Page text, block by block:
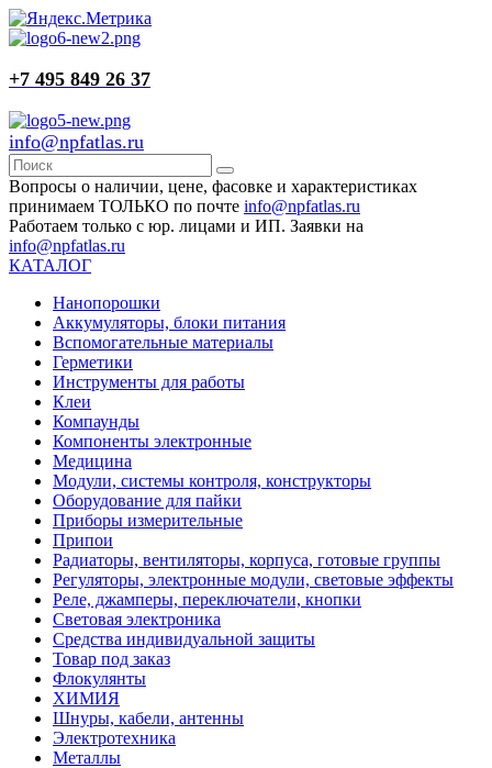
+7 495 849 26 37
info@npfatlas.ru
Вопросы о наличии, цене, фасовке и характеристиках
принимаем ТОЛЬКО по почте info@npfatlas.ru
Работаем только с юр. лицами и ИП. Заявки на
info@npfatlas.ru
КАТАЛОГ
Нанопорошки
Аккумуляторы, блоки питания
Вспомогательные материалы
Герметики
Инструменты для работы
Клеи
Компаунды
Компоненты электронные
Медицина
Модули, системы контроля, конструкторы
Оборудование для пайки
Приборы измерительные
Припои
Радиаторы, вентиляторы, корпуса, готовые группы
Регуляторы, электронные модули, световые эффекты
Реле, джамперы, переключатели, кнопки
Световая электроника
Средства индивидуальной защиты
Товар под заказ
Флокулянты
ХИМИЯ
Шнуры, кабели, антенны
Электротехника
Металлы